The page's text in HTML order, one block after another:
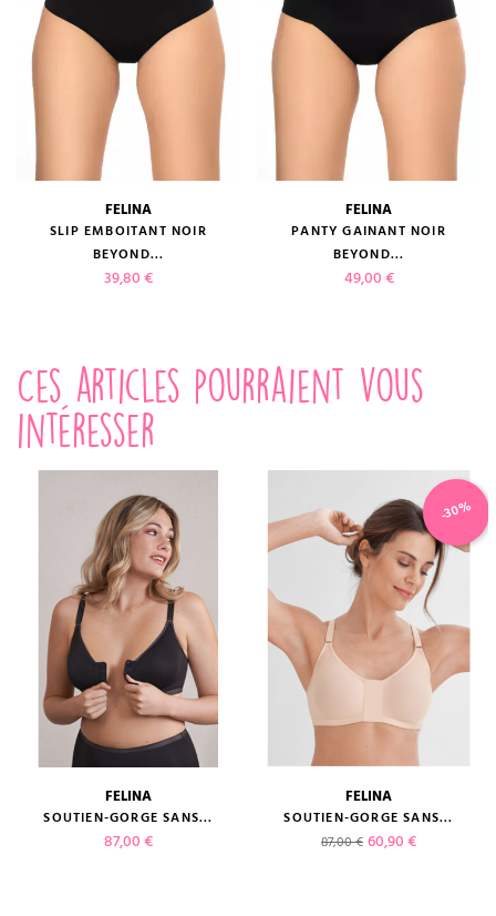
FELINA
SLIP EMBOITANT NOIR
BEYOND...
Prix
39,80 €
FELINA
PANTY GAINANT NOIR
BEYOND...
Prix
49,00 €
Ces articles pourraient vous
intéresser
FELINA
SOUTIEN-GORGE SANS...
Prix
87,00 €
FELINA
SOUTIEN-GORGE SANS...
Prix de base
87,00 € Prix
60,90 €
-30%